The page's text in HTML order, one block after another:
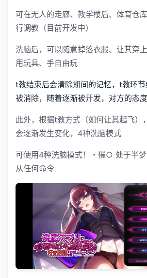
可在无人的走廊、教学楼后、体育仓
行调教（目前开发中）
洗脑后，可以随意掉落衣服、让其穿
用玩具、手自由玩
t教结束后会清除期间的记忆，t教环
被消除，随着逐渐被开发，对方的态
此外，根据t教方式（如何让其起飞）
会逐渐发生变化，4种洗脑模式
可使用4种洗脑模式！・催○ 处于半
从任何命令